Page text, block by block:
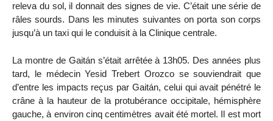
releva du sol, il donnait des signes de vie. C’était une série de
râles sourds. Dans les minutes suivantes on porta son corps
jusqu’à un taxi qui le conduisit à la Clinique centrale.
La montre de Gaitán s’était arrêtée à 13h05. Des années plus
tard, le médecin Yesid Trebert Orozco se souviendrait que
d’entre les impacts reçus par Gaitán, celui qui avait pénétré le
crâne à la hauteur de la protubérance occipitale, hémisphère
gauche, à environ cinq centimètres avait été mortel. Il est mort